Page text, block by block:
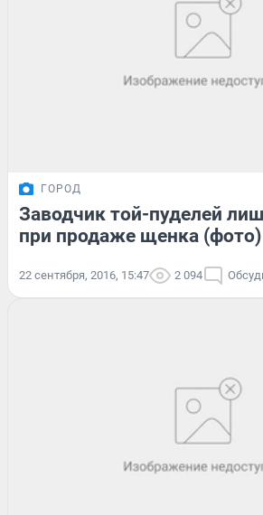
ГОРОД
Заводчик той-пуделей
при продаже щенка (фото)
22 сентября, 2016, 15:47 2 094